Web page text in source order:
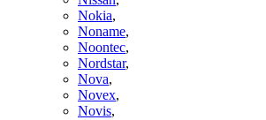
Nokia,
Noname,
Noontec,
Nordstar,
Nova,
Novex,
Novis,